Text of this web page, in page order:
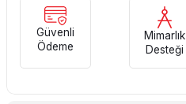
Güvenli
Ödeme
Mimarlık
Desteği